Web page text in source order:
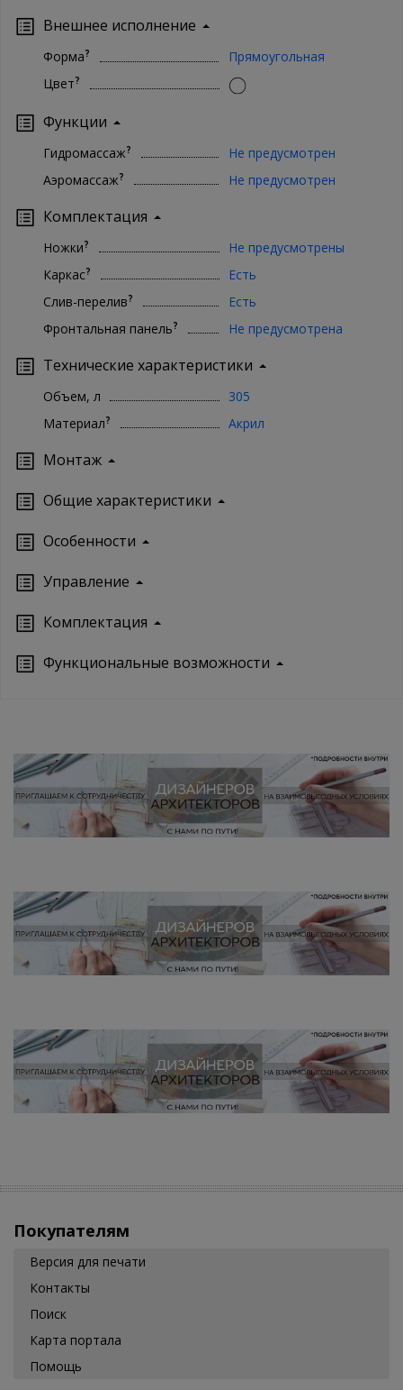
Внешнее исполнение
Форма?
Прямоугольная
Цвет?
Функции
Гидромассаж?
Не предусмотрен
Аэромассаж? Не предусмотрен
Комплектация
Ножки?
Не предусмотрены
Каркас?
Есть
Слив-перелив?
Есть
Фронтальная панель? Не предусмотрена
Технические характеристики
Объем, л
305
Материал? Акрил
Монтаж
Oбщие характеристики
Особенности
Управление
Кoмплектация
Функциональные возможности
Покупателям
Версия для печати
Контакты
Поиск
Карта портала
Помощь